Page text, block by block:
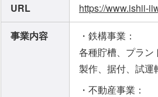
URL https://www.ishii-
事業内容
・鉄構事業：
各種貯槽、プラン
製作、据付、試運
・不動産事業：